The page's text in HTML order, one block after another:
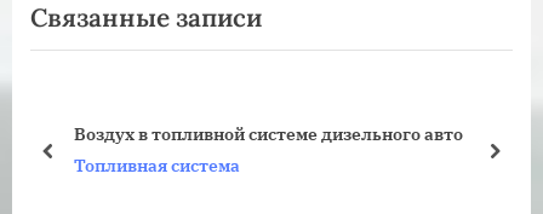
записям
д
ы
щ
е
д
щ
Связанные записи
Воздух в топливной системе дизельного авто
Топливная система
пред